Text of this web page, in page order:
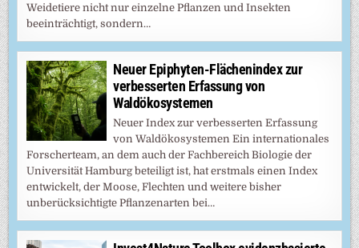
Weidetiere nicht nur einzelne Pflanzen und Insekten
beeinträchtigt, sondern…
Neuer Epiphyten-Flächenindex zur
verbesserten Erfassung von
Waldökosystemen
Neuer Index zur verbesserten Erfassung
von Waldökosystemen Ein internationales
Forscherteam, an dem auch der Fachbereich Biologie der
Universität Hamburg beteiligt ist, hat erstmals einen Index
entwickelt, der Moose, Flechten und weitere bisher
unberücksichtigte Pflanzenarten bei…